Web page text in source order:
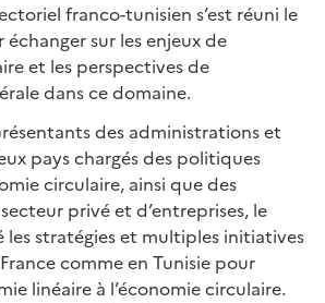
franco-tunisien s’est réuni le
sur les enjeux de
et les perspectives de
dans ce domaine.
des administrations et
pays chargés des politiques
circulaire, ainsi que des
privé et d’entreprises, le
les stratégies et multiples initiatives
comme en Tunisie pour
linéaire à l’économie circulaire.